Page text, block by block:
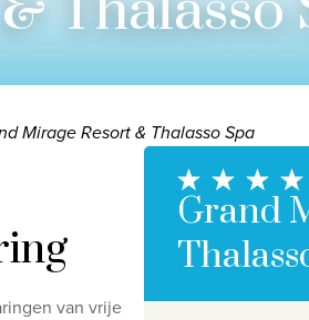
Mirage Resort & Thalasso Spa
van vrije
Grand